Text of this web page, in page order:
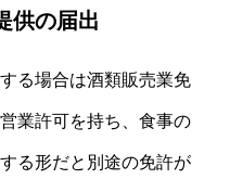
供の届出
る場合は酒類販売業免
業許可を持ち、食事の
る形だと別途の免許が